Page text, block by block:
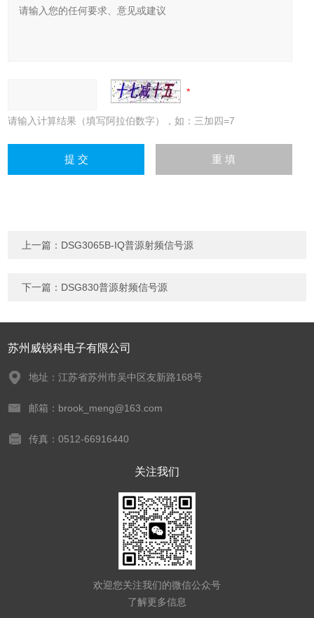
请输入计算结果（填写阿拉伯数字），如：三加四=7
上一篇： DSG3065B-IQ普源射频信号源
下一篇： DSG830普源射频信号源
苏州威锐科电子有限公司
地址：江苏省苏州市吴中区友新路168号
邮箱：brook_meng@163.com
传真：0512-66916440
关注我们
欢迎您关注我们的微信公众号
了解更多信息